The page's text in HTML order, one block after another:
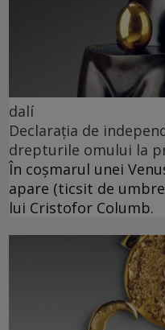
dalí
Declarația de
drepturile omului la
În coșmarul unei
apare (ticsit de
lui Cristofor Columb.